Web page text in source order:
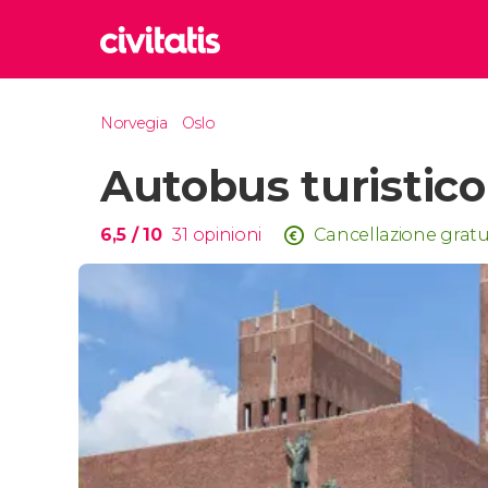
Regno
Norvegia Oslo
Autobus
6,5 / 10 31 opinioni Cancellazione